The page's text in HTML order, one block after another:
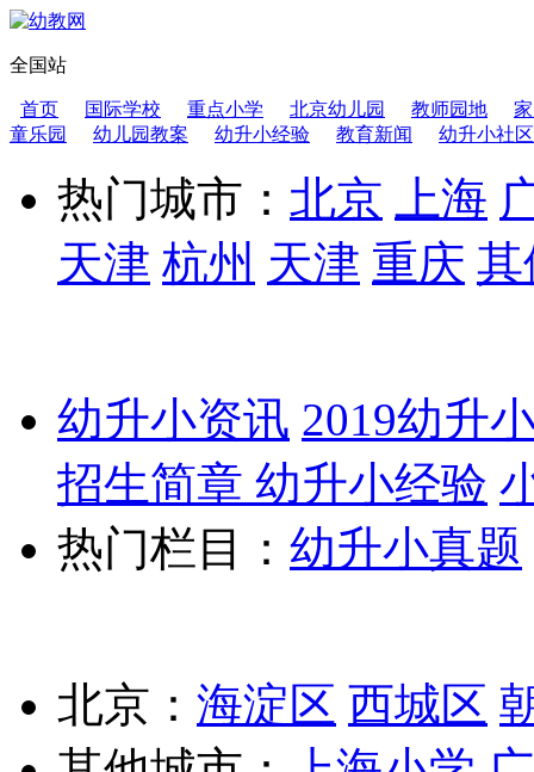
全国站
首页 国际学校 重点小学 北京幼儿园 教师园地
童乐园
幼儿园教案 幼升小经验 教育新闻 幼升小社区
热门城市： 北京 上海
天津 杭州 天津 重庆 其
幼升小资讯 2019幼升
招生简章 幼升小经验
热门栏目： 幼升小真题
北京： 海淀区 西城区